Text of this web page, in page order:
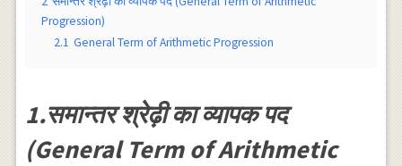
Progression)
2.1 General Term of Arithmetic Progression
1.समान्तर श्रेढ़ी का व्यापक पद
(General Term of Arithmetic